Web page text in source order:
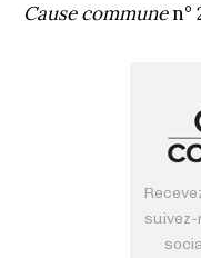
Cause communen°